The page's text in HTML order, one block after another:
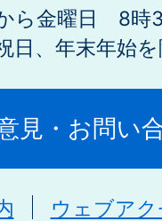
ら金曜日 8時
祝日、年末年始
見・お問い
ウェブア